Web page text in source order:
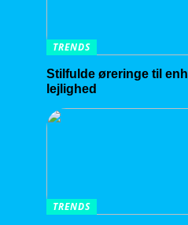
TRENDS
Stilfulde øreringe til
lejlighed
TRENDS